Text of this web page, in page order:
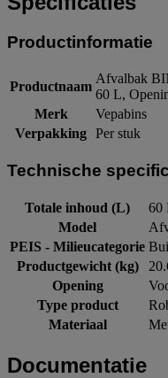
Productinformatie
Productnaam
Afvalbak
60 L,
Merk
Vepabins
Verpakking Per stuk
Technische
Totale inhoud (L)
60
Model
PEIS - Milieucategorie
Productgewicht (kg)
Opening
Type product
Materiaal
Documentatie